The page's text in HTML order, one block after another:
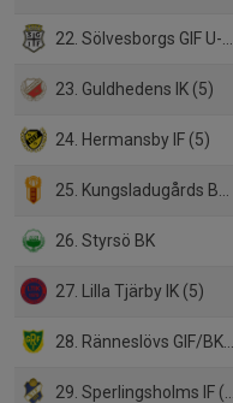
22. Sölvesborgs GIF U-lag (5)
23. Guldhedens IK (5)
24. Hermansby IF (5)
25. Kungsladugårds BK (5)
26. Styrsö BK
27. Lilla Tjärby IK (5)
28. Ränneslövs GIF/BK Walldia (6)
29. Sperlingsholms IF (5)